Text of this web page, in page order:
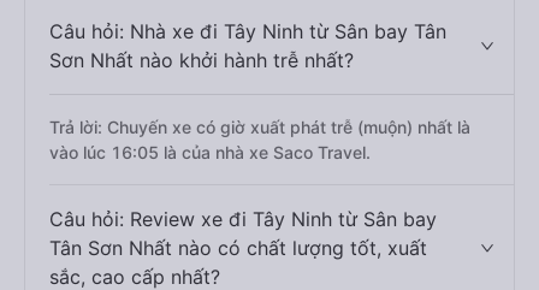
Câu hỏi: Nhà xe đi Tây Ninh từ Sân bay Tân
Sơn Nhất nào khởi hành trễ nhất?
Trả lời: Chuyến xe có giờ xuất phát trễ (muộn) nhất là
vào lúc 16:05 là của nhà xe Saco Travel.
Câu hỏi: Review xe đi Tây Ninh từ Sân bay
Tân Sơn Nhất nào có chất lượng tốt, xuất
sắc, cao cấp nhất?